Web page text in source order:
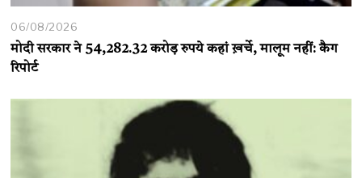
06/08/2026
मोदी सरकार ने 54,282.32 करोड़ रुपये कहां ख़र्चे, मालूम नहीं: कैग
रिपोर्ट